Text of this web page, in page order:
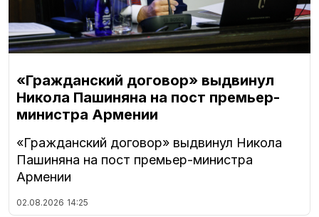
«Гражданский договор» выдвинул
Никола Пашиняна на пост премьер-
министра Армении
«Гражданский договор» выдвинул Никола
Пашиняна на пост премьер-министра
Армении
02.08.2026 14:25